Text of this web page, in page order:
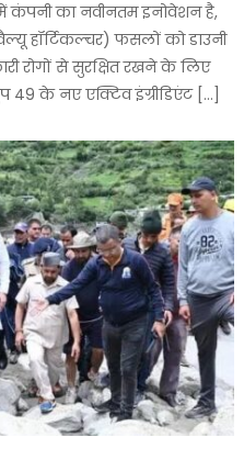
का नवीनतम इनोवेशन है,
हॉर्टिकल्चर) फसलों को डाउनी
रोगों से सुरक्षित रखने के लिए
49 के नए एक्टिव इंग्रीडिएंट […]